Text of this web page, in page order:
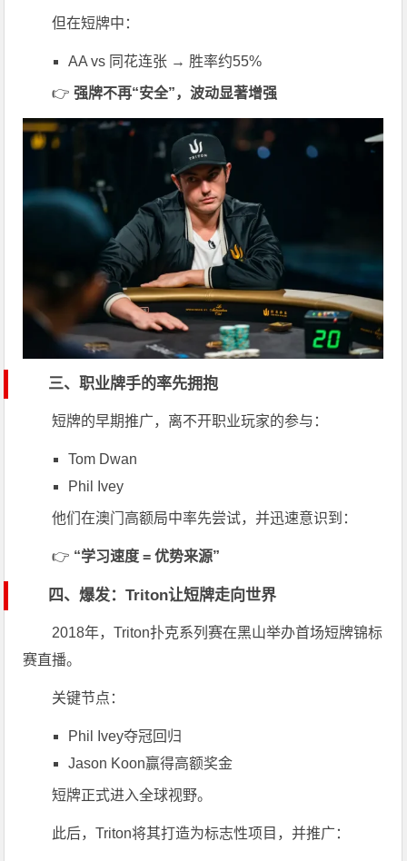
但在短牌中：
AA vs 同花连张 → 胜率约55%
👉强牌不再“安全”，波动显著增强
三、职业牌手的率先拥抱
短牌的早期推广，离不开职业玩家的参与：
Tom Dwan
Phil Ivey
他们在澳门高额局中率先尝试，并迅速意识到：
👉 “学习速度 = 优势来源”
四、爆发：Triton让短牌走向世界
2018年，Triton扑克系列赛在黑山举办首场短牌锦标
赛直播。
关键节点：
Phil Ivey夺冠回归
Jason Koon赢得高额奖金
短牌正式进入全球视野。
此后，Triton将其打造为标志性项目，并推广：